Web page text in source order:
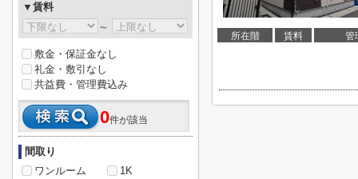
所在階 賃料 管
▼賃料
～
敷金・保証金なし
礼金・敷引なし
共益費・管理費込み
0件が該当
間取り
ワンルーム
1K